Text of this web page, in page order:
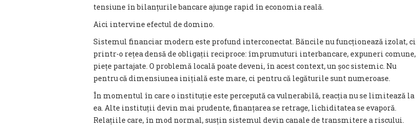
tensiune în bilanțurile bancare ajunge rapid în economia reală.
Aici intervine efectul de domino.
Sistemul financiar modern este profund interconectat. Băncile nu funcționează izolat, ci
printr-o rețea densă de obligații reciproce: împrumuturi interbancare, expuneri comune,
piețe partajate. O problemă locală poate deveni, în acest context, un șoc sistemic. Nu
pentru că dimensiunea inițială este mare, ci pentru că legăturile sunt numeroase.
În momentul în care o instituție este percepută ca vulnerabilă, reacția nu se limitează la
ea. Alte instituții devin mai prudente, finanțarea se retrage, lichiditatea se evaporă.
Relațiile care, în mod normal, susțin sistemul devin canale de transmitere a riscului.